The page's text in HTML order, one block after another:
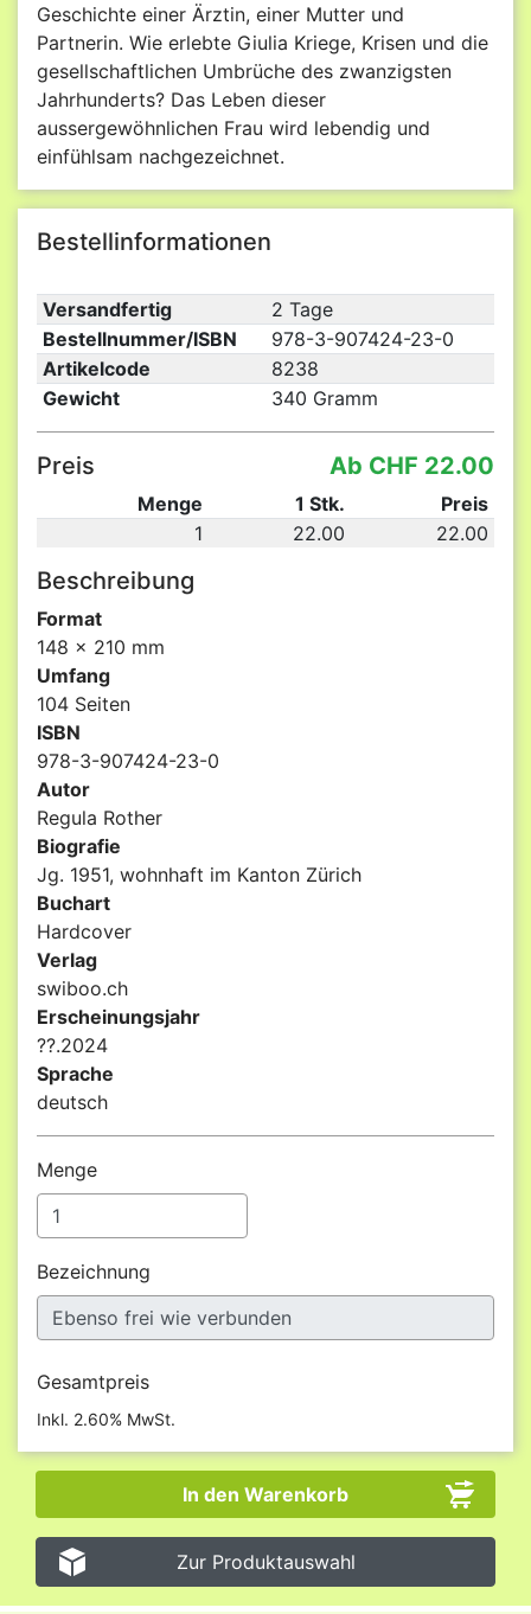
Geschichte einer Ärztin, einer Mutter und
Partnerin. Wie erlebte Giulia Kriege, Krisen und die
gesellschaftlichen Umbrüche des zwanzigsten
Jahrhunderts? Das Leben dieser
aussergewöhnlichen Frau wird lebendig und
einfühlsam nachgezeichnet.
Bestellinformationen
Versandfertig
2 Tage
Bestellnummer/ISBN
978-3-907424-23-0
Artikelcode
8238
Gewicht
340 Gramm
Preis Ab CHF 22.00
Menge 1 Stk.
Preis
1
22.00 22.00
Beschreibung
Format
148 x 210 mm
Umfang
104 Seiten
ISBN
978-3-907424-23-0
Autor
Regula Rother
Biografie
Jg. 1951, wohnhaft im Kanton Zürich
Buchart
Hardcover
Verlag
swiboo.ch
Erscheinungsjahr
??.2024
Sprache
deutsch
Menge
Bezeichnung
Gesamtpreis
Inkl. 2.60% MwSt.
Zur Produktauswahl